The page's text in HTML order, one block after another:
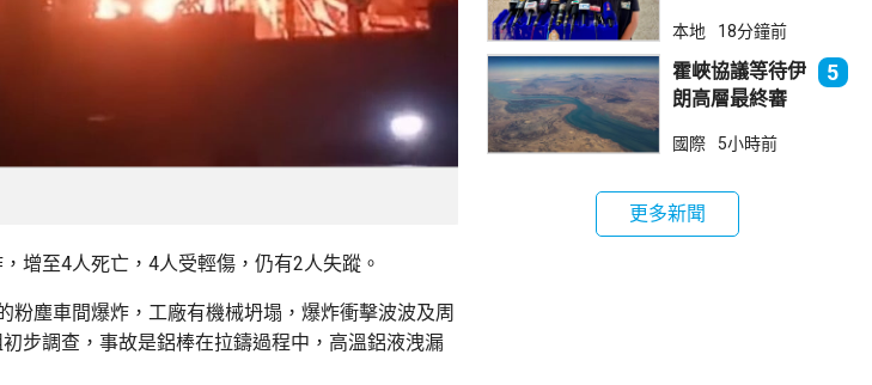
增至4人死亡，4人受輕傷，仍有2人失蹤。
粉塵車間爆炸，工廠有機械坍塌，爆炸衝擊波波及周
步調查，事故是鋁棒在拉鑄過程中，高溫鋁液洩漏
噪音爭執
本地 18分鐘前
霍峽協議等待伊
朗高層最終審
航道後解除封鎖
5
國際 5小時前
更多新聞